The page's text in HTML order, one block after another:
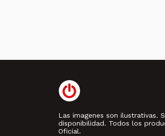
Las imagenes son ilustrativas.
disponibilidad. Todos los
Oficial.